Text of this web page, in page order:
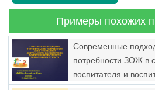
Примеры похожих
Современные
потребности ЗОЖ в
воспитателя и